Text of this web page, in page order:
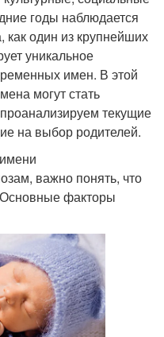
годы наблюдается
как один из крупнейших
уникальное
имен. В этой
могут стать
текущие
на выбор родителей.
важно понять, что
факторы